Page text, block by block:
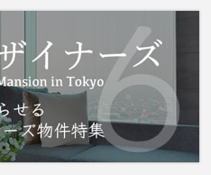
を利用することも可能です。閑静な住宅地
件です。三鷹市エリアや京王井の頭線井の
園付近でお部屋をお探しの方は、是非当社
越し下さい。当社でなら、きっと希望にマ
したお部屋が見つかります。